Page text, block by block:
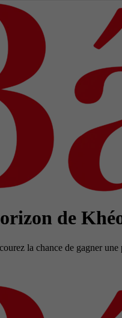
de
la chance de gagner